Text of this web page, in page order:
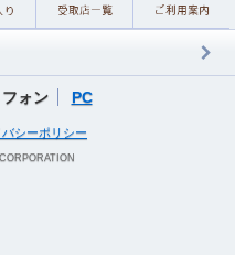
ォン PC
バシーポリシー